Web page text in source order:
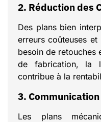
2. Réduction des
Des plans bien
erreurs coûteuses
besoin de retouches
de fabrication, la
contribue à la
3.
Les plans